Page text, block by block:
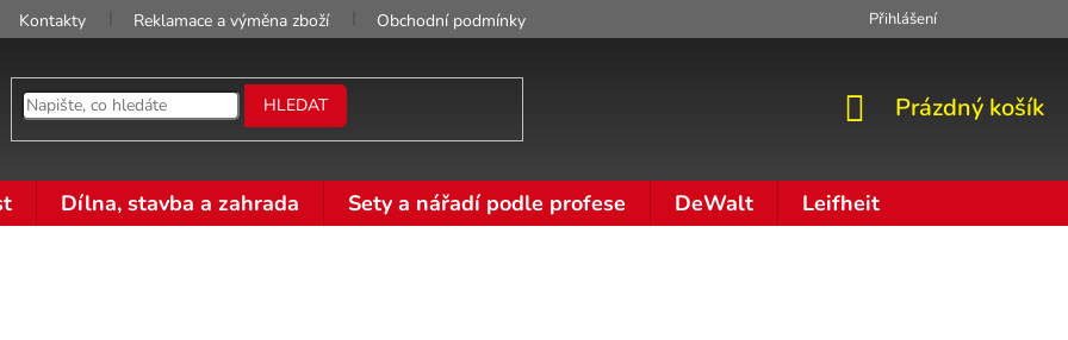
Kontakty Reklamace a výměna zboží Obchodní podmínky Moje objednávka
Přihlášení
HLEDAT
NÁKUPNÍ
Prázdný košík
Dílna, stavba a zahrada Sety a nářadí podle profese DeWalt Leifheit